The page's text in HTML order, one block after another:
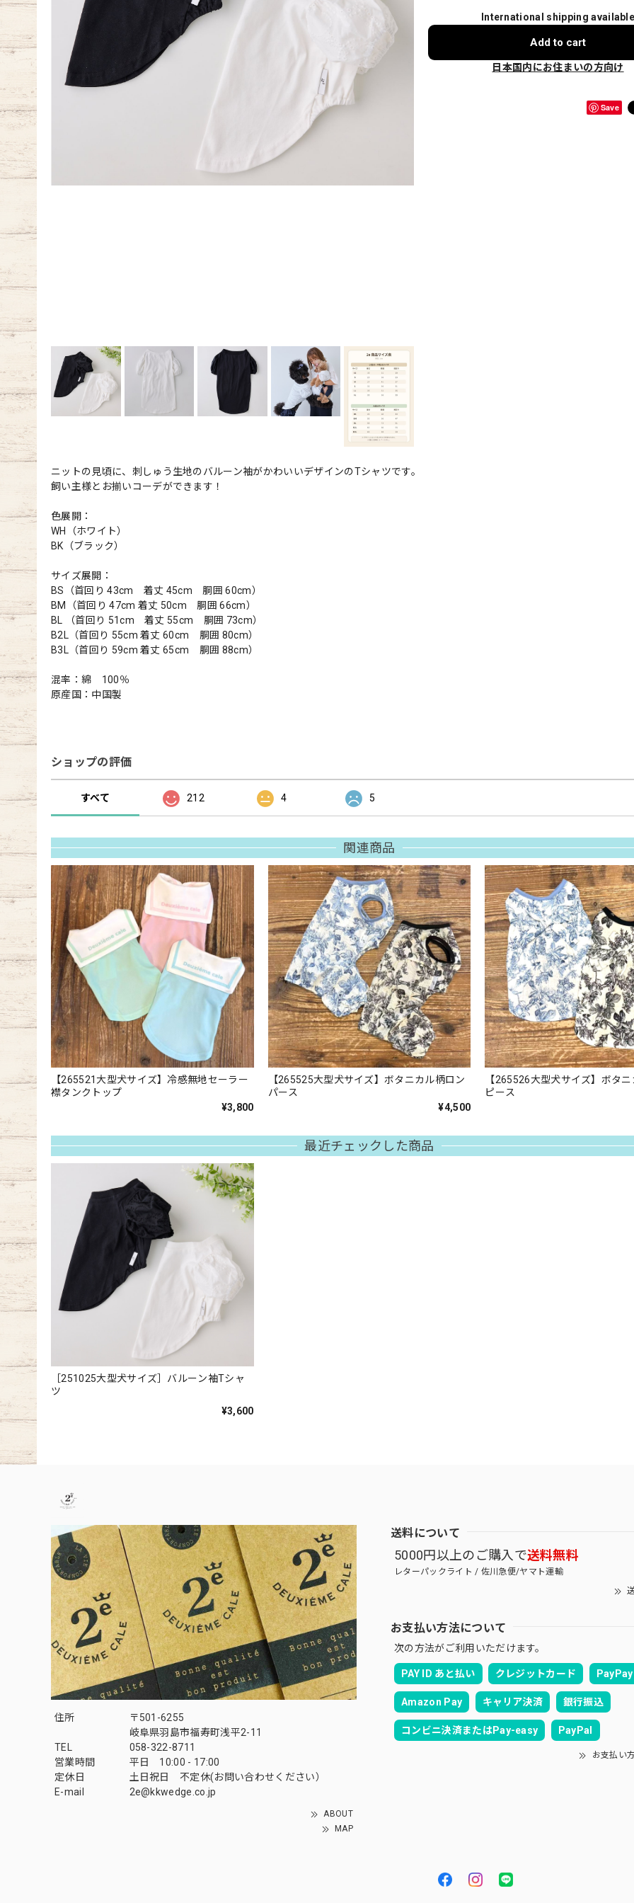
International shipping
Add to cart
日本国内にお住まいの方向け
Save
ニットの見頃に、刺しゅう生地のバルーン袖がかわいいデザインのTシャツです。
飼い主様とお揃いコーデができます！
色展開：
WH（ホワイト）
BK（ブラック）
サイズ展開：
BS（首回り 43cm 着丈 45cm 胴囲 60cm）
BM（首回り 47cm 着丈 50cm 胴囲 66cm）
BL （首回り 51cm 着丈 55cm 胴囲 73cm）
B2L（首回り 55cm 着丈 60cm 胴囲 80cm）
B3L（首回り 59cm 着丈 65cm 胴囲 88cm）
混率：綿 100％
原産国：中国製
ショップの評価
すべて 212 4 5
関連商品
【265521大型犬サイズ】冷感無地セーラー
襟タンクトップ
¥3,800
【265525大型犬サイズ】ボタニカル柄ロン
パース
¥4,500
【265526大型犬サイズ】ボタ
ピース
最近チェックした商品
［251025大型犬サイズ］バルーン袖Tシャ
ツ
¥3,600
住所
〒501-6255
岐阜県羽島市福寿町浅平2-11
TEL
058-322-8711
営業時間
平日 10:00 - 17:00
定休日
土日祝日 不定休(お問い合わせください）
E-mail
2e@kkwedge.co.jp
ABOUT
MAP
送料について
5000円以上のご購入で送料無料
レターパックライト / 佐川急便/ヤマト運輸
お支払い方法について
次の方法がご利用いただけます。
PAY ID あと払い クレジットカード PayPay
Amazon Pay キャリア決済 銀行振込
コンビニ決済またはPay-easy PayPal
お支払い